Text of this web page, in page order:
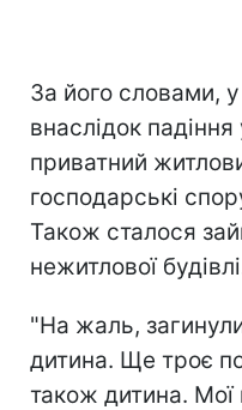
За його словами,
внаслідок
приватний
господарські
Також сталося
нежитлової
"На жаль,
дитина. Ще троє
також дитина. Мої